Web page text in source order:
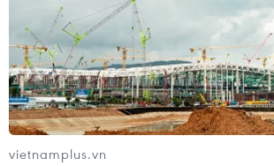
Cơ cấu lại vốn nhà nước tại doanh
nghiệp gắn với mục tiêu tăng trưởng
hai con số
07/08/2026 13:16
Bộ Tài chính: Thống nhất bốn
vietnamplus.vn